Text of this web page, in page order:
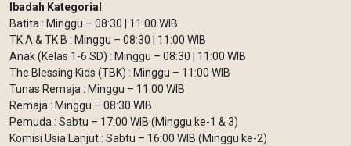
Ibadah Kategorial
Batita : Minggu – 08:30 | 11:00 WIB
TK A & TK B : Minggu – 08:30 | 11:00 WIB
Anak (Kelas 1-6 SD) : Minggu – 08:30 | 11:00 WIB
The Blessing Kids (TBK) : Minggu – 11:00 WIB
Tunas Remaja : Minggu – 11:00 WIB
Remaja : Minggu – 08:30 WIB
Pemuda : Sabtu – 17:00 WIB (Minggu ke-1 & 3)
Komisi Usia Lanjut : Sabtu – 16:00 WIB (Minggu ke-2)